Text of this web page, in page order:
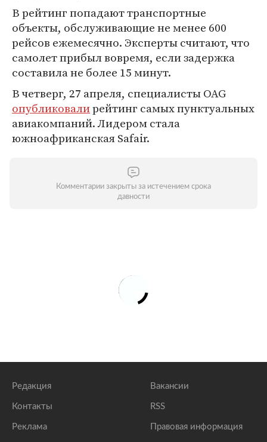
В рейтинг попадают транспортные
объекты, обслуживающие не менее 600
рейсов ежемесячно. Эксперты считают, что
самолет прибыл вовремя, если задержка
составила не более 15 минут.
В четверг, 27 апреля, специалисты OAG
опубликовалирейтинг самых пунктуальных
авиакомпаний. Лидером стала
южноафриканская Safair.
Комментарии закрыты за истечением срока
давности
Редакция
Контакты
Реклама
Вакансии
RSS
Правовая информация